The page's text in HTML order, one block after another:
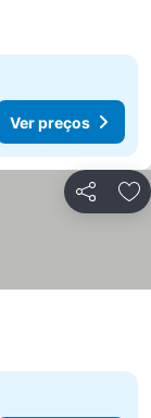
Ver preços
Partilhar